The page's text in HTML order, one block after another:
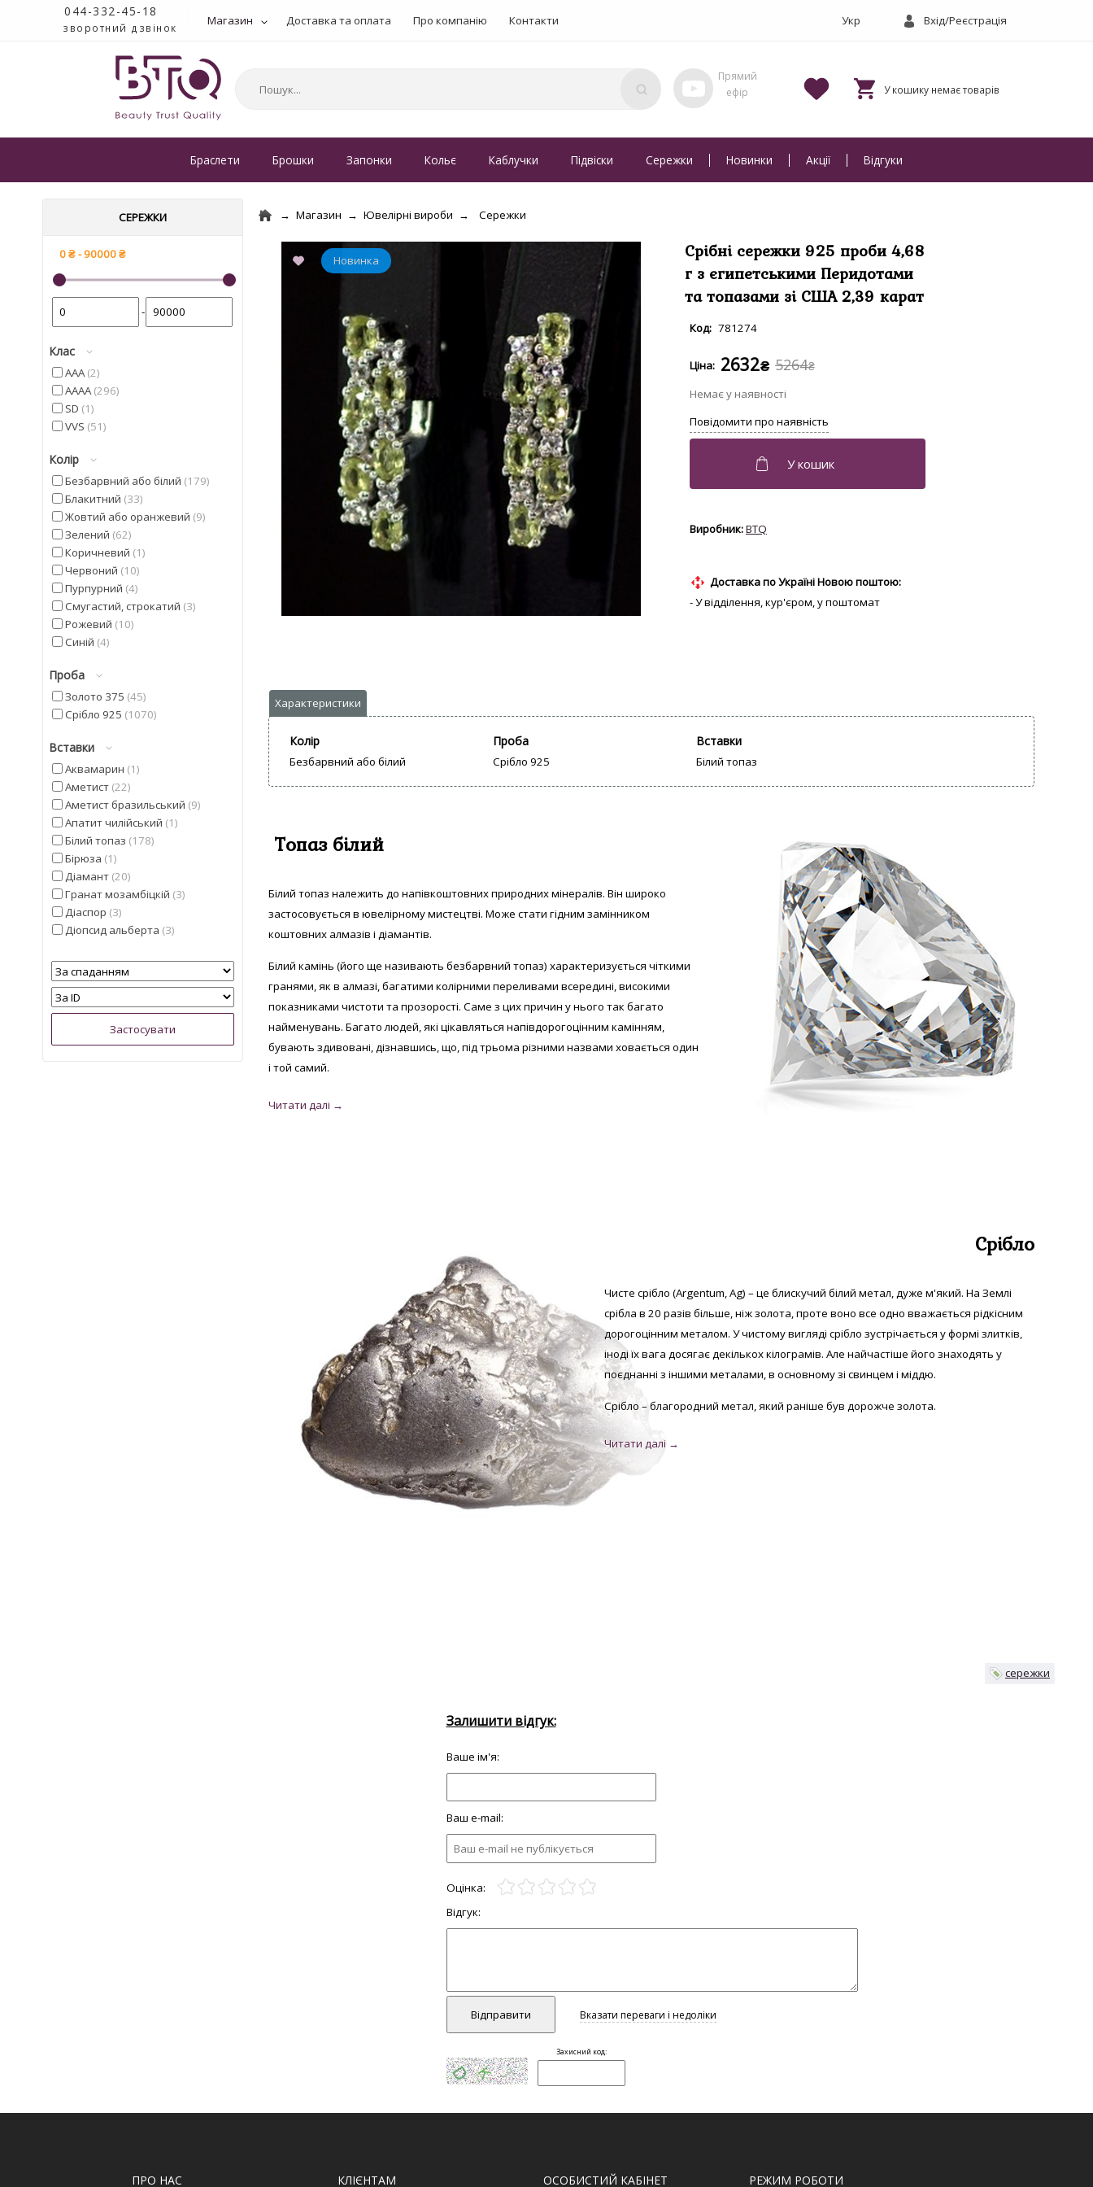
044-332-45-18
зворотний дзвінок Магазин Доставка та оплата Про компанію Контакти Вхід/Реєстрація
Браслети Брошки Запонки Кольє Каблучки Підвіски Сережки Новинки Акції Відгуки
СЕРЕЖКИ
-
Клас
AAA 2
AAAA 296
SD 1
VVS 51
Колір
Безбарвний або білий 179
Блакитний 33
Жовтий або оранжевий 9
Зелений 62
Коричневий 1
Червоний 10
Пурпурний 4
Смугастий, строкатий 3
Рожевий 10
Синій 4
Чорний
Проба
Золото 375 45
Срібло 925 1070
Вставки
Аквамарин 1
Аметист 22
Аметист бразильський 9
Апатит чилійський 1
Білий топаз 178
Бірюза 1
Діамант 20
Гранат мозамбіцкій 3
Діаспор 3
Діопсид альберта 3
Кварц 5
Кошаче око 5
Лимонний топаз з США
Малахіт намібійської
Магазин Ювелірні вироби Сережки
Срібні сережки 925 проби 4,68
г з єгипетськими Перидотами
та топазами зі США 2,39 карат
781274
5264₴
2632₴
BTQ
Доставка по Україні Новою поштою:
- У відділення, кур'єром, у поштомат
Колір
Безбарвний або білий
Проба
Срібло 925
Вставки
Білий топаз
Топаз білий
Білий топаз належить до напівкоштовних природних мінералів. Він широко
застосовується в ювелірному мистецтві. Може стати гідним замінником
коштовних алмазів і діамантів.
Білий камінь (його ще називають безбарвний топаз) характеризується чіткими
гранями, як в алмазі, багатими колірними переливами всередині, високими
показниками чистоти та прозорості. Саме з цих причин у нього так багато
найменувань. Багато людей, які цікавляться напівдорогоцінним камінням,
бувають здивовані, дізнавшись, що, під трьома різними назвами ховається один
і той самий.
Срібло
Чисте срібло (Argentum, Аg) – це блискучий білий метал, дуже м'який. На Землі
срібла в 20 разів більше, ніж золота, проте воно все одно вважається рідкісним
дорогоцінним металом. Учистому вигляді срібло зустрічається у формі злитків,
іноді їх вага досягає декількох кілограмів. Але найчастіше його знаходять у
поєднанні з іншими металами, в основному зі свинцем і міддю.
Срібло – благородний метал, який раніше був дорожче золота.
сережки
ПРО НАС КЛІЄНТАМ ОСОБИСТИЙ КАБІНЕТ РЕЖИМ РОБОТИ